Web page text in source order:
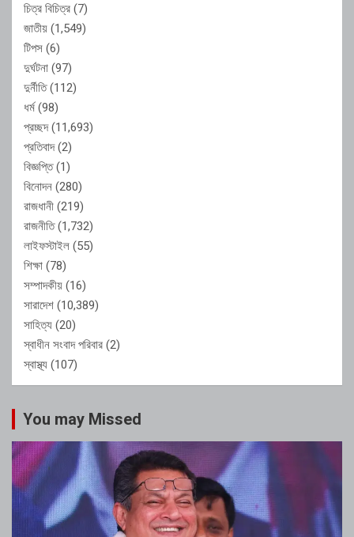
চিত্র বিচিত্র (7)
জাতীয় (1,549)
টিপস (6)
দুর্ঘটনা (97)
দুর্নীতি(112)
ধর্ম(98)
প্রচ্ছদ(11,693)
প্রতিবাদ(2)
বিজ্ঞপ্তি(1)
বিনোদন (280)
রাজধানী (219)
রাজনীতি(1,732)
লাইফস্টাইল (55)
শিক্ষা (78)
সম্পাদকীয় (16)
সারাদেশ (10,389)
সাহিত্য (20)
স্বাধীন সংবাদ পরিবার (2)
স্বাস্থ্য (107)
You may Missed